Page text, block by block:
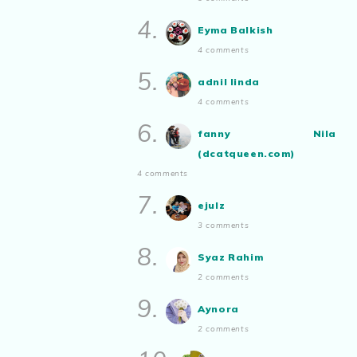
tiktok mencipta sajak:“Siapa yg ada
bakat tu bolehlah try.. ayuh!
4. Eyma Balkish
4 comments
5. adnil linda
4 comments
6.
fanny Nila
(dcatqueen.com)
4 comments
7. ejulz
3 comments
8. Syaz Rahim
2 comments
9. Aynora
2 comments